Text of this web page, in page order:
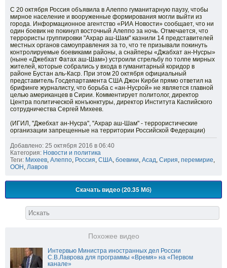
С 20 октября Россия объявила в Алеппо гуманитарную паузу, чтобы
мирное население и вооруженные формирования могли выйти из
города. Информационное агентство «РИА Новости» сообщает, что ни
один боевик не покинул восточный Алеппо за ночь. Отмечается, что
террористы группировки "Ахрар аш-Шам" казнили 14 представителей
местных органов самоуправления за то, что те призывали покинуть
контролируемые боевиками районы, а снайперы «Джабхат ан-Нусры»
(ныне «Джебхат Фатах аш-Шам») устроили стрельбу по толпе мирных
жителей, которые собрались у входа в гуманитарный коридор в
районе Бустан аль-Каср. При этом 20 октября официальный
представитель Госдепартамента США Джон Кирби прямо ответил на
брифинге журналисту, что борьба с «ан-Нусрой» не является главной
целью американцев в Сирии. Комментирует политолог, директор
Центра политической конъюнктуры, директор Института Каспийского
сотрудничества Сергей Михеев.
(ИГИЛ, "Джебхат ан-Нусра", "Ахрар аш-Шам" - террористические
организации запрещенные на территории Российской Федерации)
Добавлено: 25 октября 2016 в 06:40
Категория: Новости и политика
Теги: Михеев, Алеппо, Россия, США, боевики, Асад, Сирия, перемирие,
ООН , Лавров
Скачать видео (20.35 Мб)
Похожее видео
Интервью Министра иностранных дел России
С.В.Лаврова для программы «Время» на «Первом
канале»